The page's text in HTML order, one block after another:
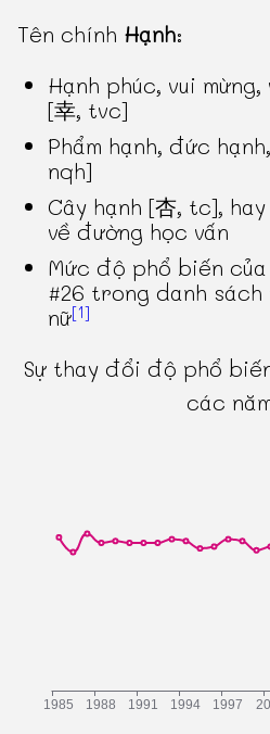
Tên chính Hạnh:
Hạnh phúc, vui
[幸, tvc]
Phẩm hạnh, đức
nqh]
Cây hạnh [杏, tc],
về đường học vấn
Mức độ phổ biến
#26 trong danh
nữ[1]
Sự thay đổi độ phổ
các